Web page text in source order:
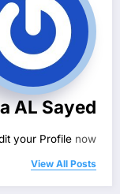
AL Sayed
your Profile now.
View All Posts